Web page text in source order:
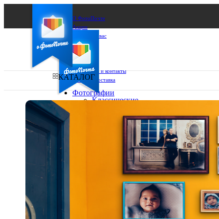
О ФотоПочте
Акции
Сделаем за вас
Бизнесу
FAQ
Франшиза
Поддержка и контакты
Оплата и доставка
Ваш город:
Выберите из списка:
КАТАЛОГ
Фотографии
Классические
10х10
10х15
13х18
15х15
15х20
20х20
20х30
30х30
30х40